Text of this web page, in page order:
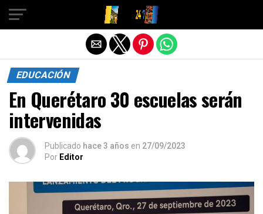
EDUCACIÓN
En Querétaro 30 escuelas serán
intervenidas
Publicado hace 3 años en 27/09/2023
Por Editor
Salir de la versión móvil